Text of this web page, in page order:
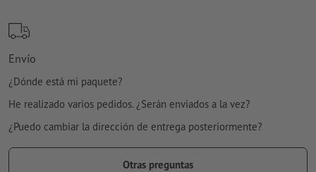
Envío
¿Dónde está mi paquete?
He realizado varios pedidos. ¿Serán enviados a la vez?
¿Puedo cambiar la dirección de entrega posteriormente?
Otras preguntas